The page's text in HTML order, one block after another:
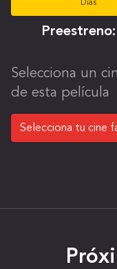
Días
Preestreno:
Selecciona un
de esta película